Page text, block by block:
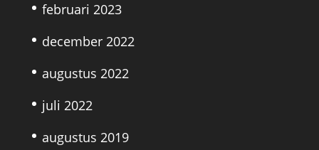
februari 2023
december 2022
augustus 2022
juli 2022
augustus 2019